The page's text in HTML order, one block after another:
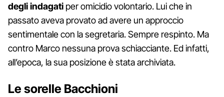
degli indagati per omicidio volontario. Lui che in
passato aveva provato ad avere un approccio
sentimentale con la segretaria. Sempre respinto. Ma
contro Marco nessuna prova schiacciante. Ed infatti,
all’epoca, la sua posizione è stata archiviata.
Le sorelle Bacchioni